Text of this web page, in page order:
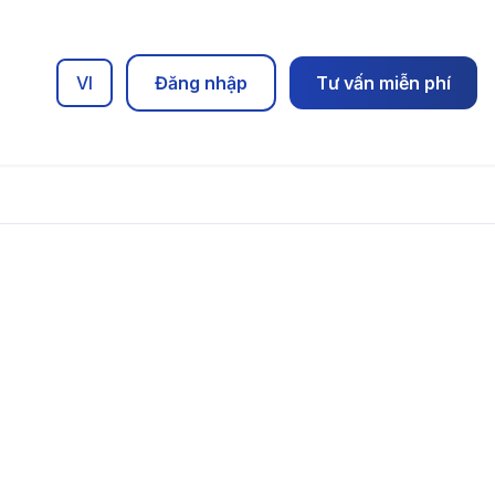
VI Đăng nhập Tư vấn miễn phí